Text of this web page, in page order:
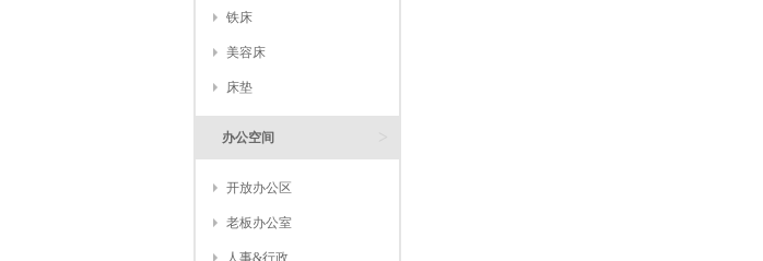
铁床
美容床
床垫
办公空间
开放办公区
老板办公室
人事&行政